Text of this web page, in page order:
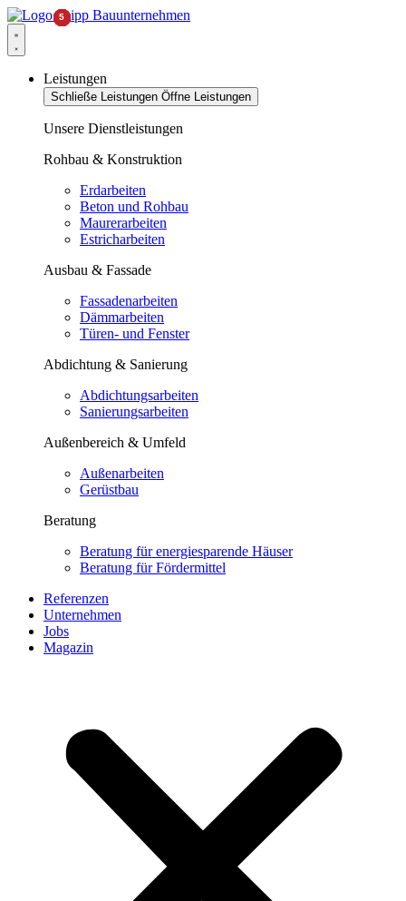
Leistungen
Schließe Leistungen Öffne Leistungen
Unsere Dienstleistungen
Rohbau & Konstruktion
Erdarbeiten
Beton und Rohbau
Maurerarbeiten
Estricharbeiten
Ausbau & Fassade
Fassadenarbeiten
Dämmarbeiten
Türen- und Fenster
Abdichtung & Sanierung
Abdichtungsarbeiten
Sanierungsarbeiten
Außenbereich & Umfeld
Außenarbeiten
Gerüstbau
Beratung
Beratung für energiesparende Häuser
Beratung für Fördermittel
Referenzen
Unternehmen
Jobs
Magazin